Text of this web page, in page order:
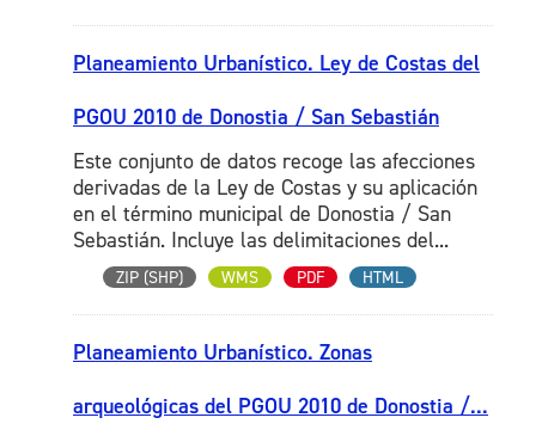
Planeamiento Urbanístico. Ley de Costas del
PGOU 2010 de Donostia / San Sebastián
Este conjunto de datos recoge las afecciones
derivadas de la Ley de Costas y su aplicación
en el término municipal de Donostia / San
Sebastián. Incluye las delimitaciones del...
ZIP (SHP) WMS PDF HTML
Planeamiento Urbanístico. Zonas
arqueológicas del PGOU 2010 de Donostia /...